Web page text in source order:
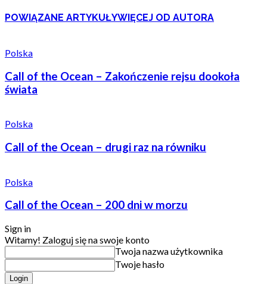
POWIĄZANE ARTYKUŁYWIĘCEJ OD AUTORA
Polska
Call of the Ocean – Zakończenie rejsu dookoła
świata
Polska
Call of the Ocean – drugi raz na równiku
Polska
Call of the Ocean – 200 dni w morzu
Sign in
Witamy! Zaloguj się na swoje konto
Twoja nazwa użytkownika
Twoje hasło